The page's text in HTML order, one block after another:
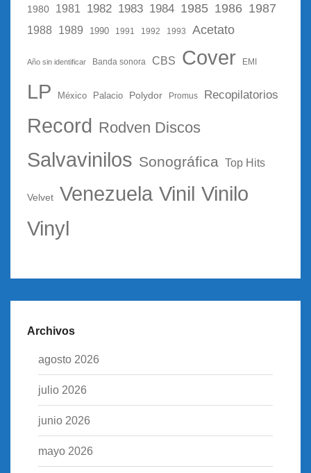
1980 1981 1982 1983 1984 1985 1986 1987
1988 1989 1990 1991 1992 1993 Acetato
Año sin identificar Banda sonora CBS Cover EMI
LP México Palacio Polydor Promus Recopilatorios
Record Rodven Discos
Salvavinilos Sonográfica Top Hits
Velvet Venezuela Vinil Vinilo
Vinyl
Archivos
agosto 2026
julio 2026
junio 2026
mayo 2026